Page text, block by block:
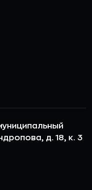
д. 18, к. 3